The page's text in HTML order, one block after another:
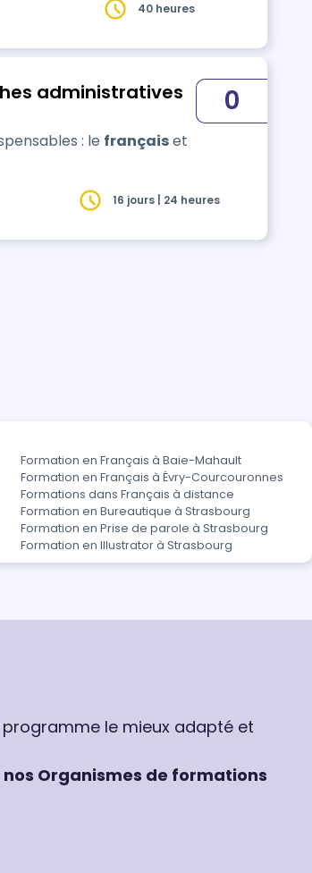
40 heures
administratives
: le françaiset
0
16 jours | 24 heures
Formation en Français à Baie-Mahault
Formation en Français à Évry-Courcouronnes
Formations dans Français à distance
Formation en Bureautique à Strasbourg
Formation en Prise de parole à Strasbourg
Formation en Illustrator à Strasbourg
le mieux adapté et
Organismes de formations